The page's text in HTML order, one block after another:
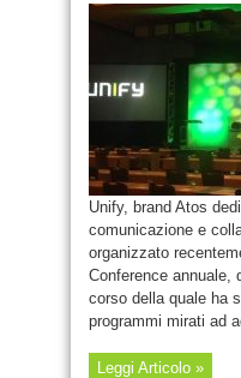
Unify, brand Atos
comunicazione e
organizzato
Conference annuale,
corso della quale ha
programmi mirati ad
Leggi Articolo »